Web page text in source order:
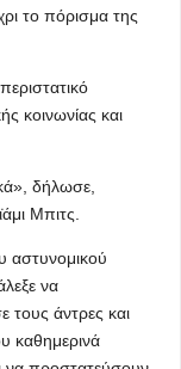
το πόρισμα της
κοινωνίας και
δήλωσε,
Μπιτς.
αστυνομικού
να
τους άντρες και
καθημερινά